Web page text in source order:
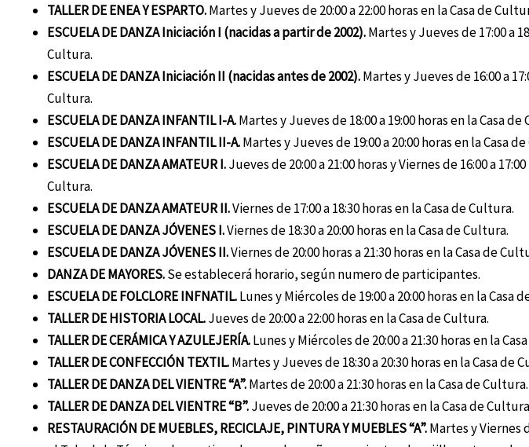
TALLER DE ENEA Y ESPARTO.Martes y Jueves de 20:00 a 22:00 horas en la Casa de
ESCUELA DE DANZA Iniciación I (nacidas a partir de 2002).Martes y Jueves de 17:00 a
Cultura.
ESCUELA DE DANZA Iniciación II (nacidas antes de 2002).Martes y Jueves de 16:00 a
Cultura.
ESCUELA DE DANZA INFANTIL I-A.Martes y Jueves de 18:00 a 19:00 horas en la Casa de
ESCUELA DE DANZA INFANTIL II-A.Martes y Jueves de 19:00 a 20:00 horas en la Casa
ESCUELA DE DANZA AMATEUR I.Jueves de 20:00 a 21:00 horas y Viernes de 16:00 a
Cultura.
ESCUELA DE DANZA AMATEUR II.Viernes de 17:00 a 18:30 horas en la Casa de Cultura.
ESCUELA DE DANZA JÓVENES I.Viernes de 18:30 a 20:00 horas en la Casa de Cultura.
ESCUELA DE DANZA JÓVENES II.Viernes de 20:00 horas a 21:30 horas en la Casa de
DANZA DE MAYORES.Se establecerá horario, según numero de participantes.
ESCUELA DE FOLCLORE INFNATIL.Lunes y Miércoles de 19:00 a 20:00 horas en la Casa
TALLER DE HISTORIA LOCAL.Jueves de 20:00 a 22:00 horas en la Casa de Cultura.
TALLER DE CERÁMICA Y AZULEJERÍA.Lunes y Miércoles de 20:00 a 21:30 horas en la
TALLER DE CONFECCIÓN TEXTIL.Martes y Jueves de 18:30 a 20:30 horas en la Casa de
TALLER DE DANZA DEL VIENTRE “A”.Martes de 20:00 a 21:30 horas en la Casa de Cultura.
TALLER DE DANZA DEL VIENTRE “B”.Jueves de 20:00 a 21:30 horas en la Casa de
RESTAURACIÓN DE MUEBLES, RECICLAJE, PINTURA Y MUEBLES “A”.Martes y Viernes